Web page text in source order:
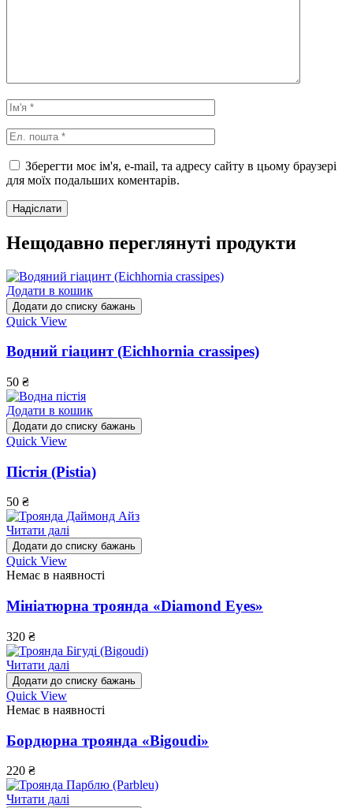
Зберегти моє ім'я, e-mail, та адресу сайту в цьому браузері
для моїх подальших коментарів.
Нещодавно переглянуті продукти
Додати в кошик
Додати до списку бажань
Quick View
Водний гіацинт (Eichhornia crassipes)
50 ₴
Додати в кошик
Додати до списку бажань
Quick View
Пістія (Pistia)
50 ₴
Читати далі
Додати до списку бажань
Quick View
Немає в наявності
Мініатюрна троянда «Diamond Eyes»
320 ₴
Читати далі
Додати до списку бажань
Quick View
Немає в наявності
Бордюрна троянда «Bigoudi»
220 ₴
Читати далі